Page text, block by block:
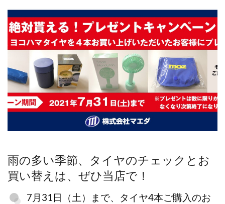
松
原
整
備
セ
ン
ー
｜
松
原
雨の多い季節、タイヤのチェックとお
買い替えは、ぜひ当店で！
7月31日（土）まで、タイヤ4本ご購入のお